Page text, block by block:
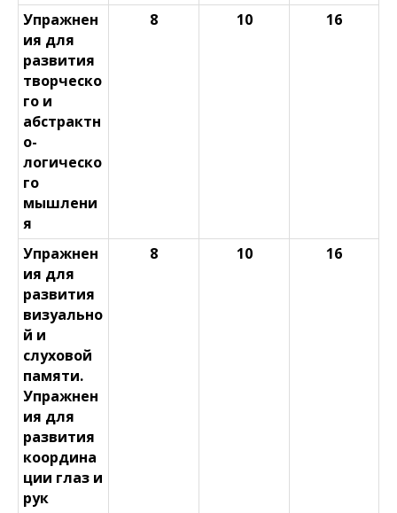
Упражнен
ия для
развития
творческо
го и
абстрактн
о-
логическо
го
мышлени
я
8 10 16
Упражнен
ия для
развития
визуально
й и
слуховой
памяти.
Упражнен
ия для
развития
координа
ции глаз и
рук
8 10 16